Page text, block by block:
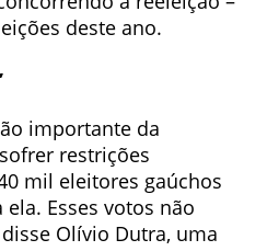
deste ano.
importante da
restrições
mil eleitores gaúchos
Esses votos não
Olívio Dutra, uma